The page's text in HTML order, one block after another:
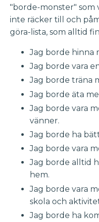
"borde-monster" som
inte räcker till och
göra-lista, som alltid
Jag borde hinna
Jag borde vara
Jag borde träna
Jag borde äta
Jag borde vara
vänner.
Jag borde ha
Jag borde vara
Jag borde alltid
hem.
Jag borde vara
skola och
Jag borde ha